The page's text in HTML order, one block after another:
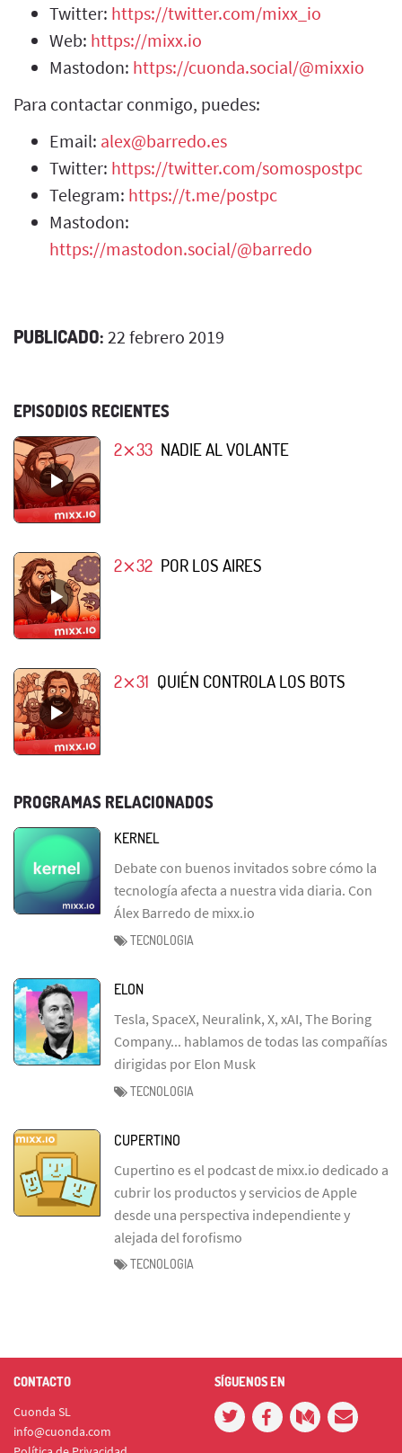
Twitter: https://twitter.com/mixx_io
Web: https://mixx.io
Mastodon: https://cuonda.social/@mixxio
Para contactar conmigo, puedes:
Email: alex@barredo.es
Twitter: https://twitter.com/somospostpc
Telegram: https://t.me/postpc
Mastodon:
https://mastodon.social/@barredo
PUBLICADO: 22 febrero 2019
EPISODIOS RECIENTES
2⨯33 NADIE AL VOLANTE
2⨯32 POR LOS AIRES
2⨯31 QUIÉN CONTROLA LOS BOTS
PROGRAMAS RELACIONADOS
KERNEL
Debate con buenos invitados sobre cómo la
tecnología afecta a nuestra vida diaria. Con
Álex Barredo de mixx.io
TECNOLOGIA
ELON
Tesla, SpaceX, Neuralink, X, xAI, The Boring
Company... hablamos de todas las compañías
dirigidas por Elon Musk
TECNOLOGIA
CUPERTINO
Cupertino es el podcast de mixx.io dedicado a
cubrir los productos y servicios de Apple
desde una perspectiva independiente y
alejada del forofismo
TECNOLOGIA
CONTACTO
Cuonda SL
info@cuonda.com
SÍGUENOS EN